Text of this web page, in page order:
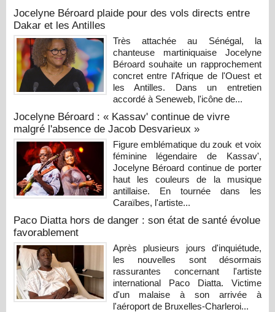
Jocelyne Béroard plaide pour des vols directs entre
Dakar et les Antilles
Très attachée au Sénégal, la
chanteuse martiniquaise Jocelyne
Béroard souhaite un rapprochement
concret entre l'Afrique de l'Ouest et
les Antilles. Dans un entretien
accordé à Seneweb, l'icône de...
Jocelyne Béroard : « Kassav' continue de vivre
malgré l'absence de Jacob Desvarieux »
Figure emblématique du zouk et voix
féminine légendaire de Kassav',
Jocelyne Béroard continue de porter
haut les couleurs de la musique
antillaise. En tournée dans les
Caraïbes, l'artiste...
Paco Diatta hors de danger : son état de santé évolue
favorablement
Après plusieurs jours d'inquiétude,
les nouvelles sont désormais
rassurantes concernant l'artiste
international Paco Diatta. Victime
d'un malaise à son arrivée à
l'aéroport de Bruxelles-Charleroi...